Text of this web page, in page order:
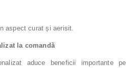
aspect curat și aerisit.
la comandă
aduce beneficii importante pe